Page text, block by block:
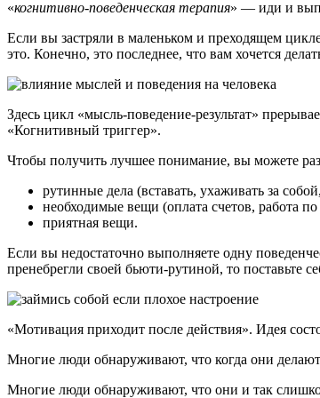
«когнитивно-поведенческая терапия» — иди и
Если вы застряли в маленьком и преходящем
это. Конечно, это последнее, что вам хочется
Здесь цикл «мысль-поведение-результат»
«Когнитивный триггер».
Чтобы получить лучшее понимание, вы можете
рутинные дела (вставать, ухаживать за
необходимые вещи (оплата счетов, работа
приятная вещи.
Если вы недостаточно выполняете одну
пренебрегли своей бьюти-рутиной, то поставьте
«Мотивация приходит после действия». Идея
Многие люди обнаруживают, что когда они
Многие люди обнаруживают, что они и так